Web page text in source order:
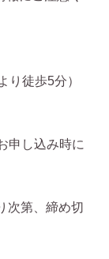
り徒歩5分）
申し込み時に
次第、締め切